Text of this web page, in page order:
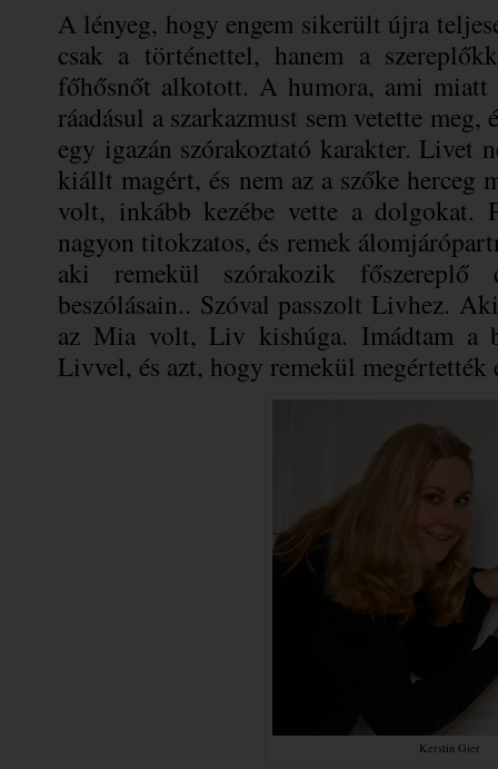
A lényeg, hogy engem sikerült újra
csak a történettel, hanem a
főhősnőt alkotott. A humora, ami miatt
ráadásul a szarkazmust sem vetette
egy igazán szórakoztató karakter. Livet
kiállt magért, és nem az a szőke herceg
volt, inkább kezébe vette a dolgokat.
nagyon titokzatos, és remek
aki remekül szórakozik főszereplő
beszólásain.. Szóval passzolt Livhez.
az Mia volt, Liv kishúga. Imádtam a
Livvel, és azt, hogy remekül megértették
Kerstin Gier